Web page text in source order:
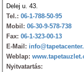
Delej u. 43.
Tel.: 06-1-788-50-95
Mobil: 06-30-9-578-738
Fax: 06-1-323-00-13
E-Mail:
Weblap:
Nyitvatartás: